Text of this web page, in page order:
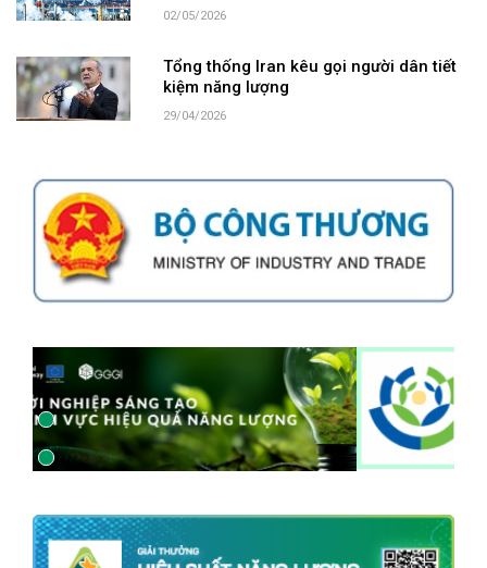
02/05/2026
Tổng thống Iran kêu gọi người dân tiết
kiệm năng lượng
29/04/2026